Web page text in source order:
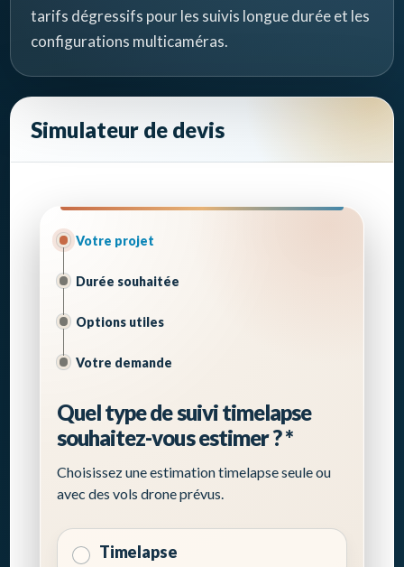
tarifs dégressifs pour les suivis longue durée et les
configurations multicaméras.
Simulateur de devis
Votre projet
Durée souhaitée
Options utiles
Votre demande
Quel type de suivi timelapse
souhaitez-vous estimer ?*
Choisissez une estimation timelapse seule ou
avec des vols drone prévus.
Timelapse